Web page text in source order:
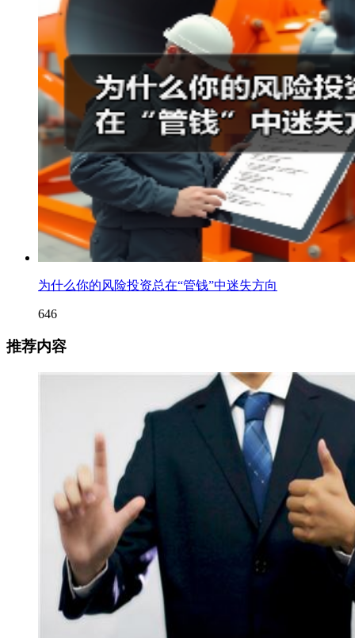
为什么你的风险投资总在“管钱”中迷失方向
646
推荐内容